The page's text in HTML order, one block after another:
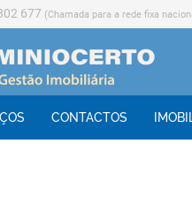
677 (Chamada para a rede fixa
CONTACTOS